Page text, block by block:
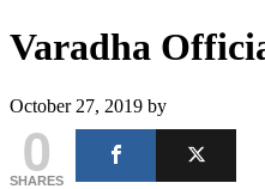
Varadha
October 27, 2019 by
0
SHARES